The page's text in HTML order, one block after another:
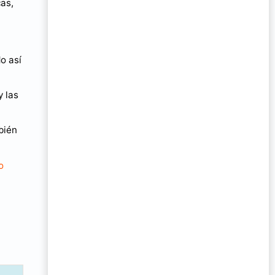
así
las